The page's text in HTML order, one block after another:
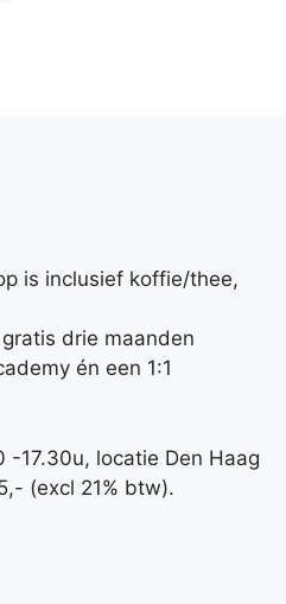
is inclusief koffie/thee,
drie maanden
én een 1:1
17.30u, locatie Den Haag
(excl 21% btw).